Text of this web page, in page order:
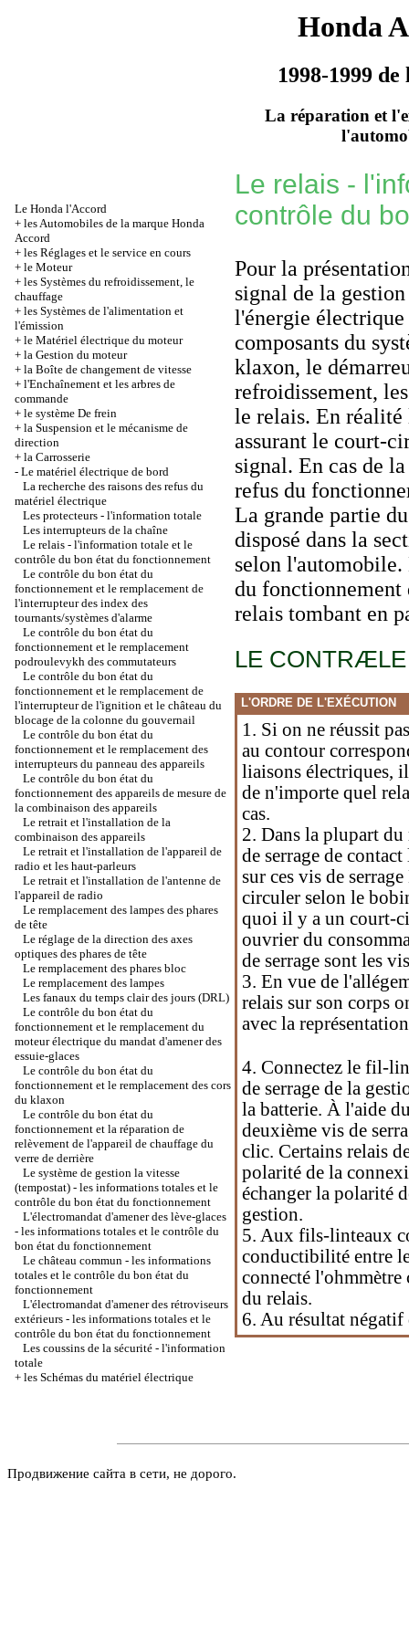
Honda
1998-1999
La réparation et
Le Honda l'Accord
+ les Automobiles de la marque Honda
Accord
+ les Réglages et le service en cours
+ le Moteur
+ les Systèmes du refroidissement, le
chauffage
+ les Systèmes de l'alimentation et
l'émission
+ le Matériel électrique du moteur
+ la Gestion du moteur
+ la Boîte de changement de vitesse
+ l'Enchaînement et les arbres de
commande
+ le système De frein
+ la Suspension et le mécanisme de
direction
+ la Carrosserie
- Le matériel électrique de bord
La recherche des raisons des refus du
matériel électrique
Les protecteurs - l'information totale
Les interrupteurs de la chaîne
Le relais - l'information totale et le
contrôle du bon état du fonctionnement
Le contrôle du bon état du
fonctionnement et le remplacement de
l'interrupteur des index des
tournants/systèmes d'alarme
Le contrôle du bon état du
fonctionnement et le remplacement
podroulevykh des commutateurs
Le contrôle du bon état du
fonctionnement et le remplacement de
l'interrupteur de l'ignition et le château du
blocage de la colonne du gouvernail
Le contrôle du bon état du
fonctionnement et le remplacement des
interrupteurs du panneau des appareils
Le contrôle du bon état du
fonctionnement des appareils de mesure de
la combinaison des appareils
Le retrait et l'installation de la
combinaison des appareils
Le retrait et l'installation de l'appareil de
radio et les haut-parleurs
Le retrait et l'installation de l'antenne de
l'appareil de radio
Le remplacement des lampes des phares
de tête
Le réglage de la direction des axes
optiques des phares de tête
Le remplacement des phares bloc
Le remplacement des lampes
Les fanaux du temps clair des jours (DRL)
Le contrôle du bon état du
fonctionnement et le remplacement du
moteur électrique du mandat d'amener des
essuie-glaces
Le contrôle du bon état du
fonctionnement et le remplacement des cors
du klaxon
Le contrôle du bon état du
fonctionnement et la réparation de
relèvement de l'appareil de chauffage du
verre de derrière
Le système de gestion la vitesse
(tempostat) - les informations totales et le
contrôle du bon état du fonctionnement
L'électromandat d'amener des lève-glaces
- les informations totales et le contrôle du
bon état du fonctionnement
Le château commun - les informations
totales et le contrôle du bon état du
fonctionnement
L'électromandat d'amener des rétroviseurs
extérieurs - les informations totales et le
contrôle du bon état du fonctionnement
Les coussins de la sécurité - l'information
totale
+ les Schémas du matériel électrique
Le relais -
contrôle du
Pour la
signal de la
l'énergie
composants du
klaxon, le
refroidissement,
le relais. En réalité
assurant le court-
signal. En cas de
refus du
La grande partie
disposé dans la
selon
du fonctionnement
relais tombant en
LE CONTRÆLE
L'ORDRE DE L'EXÉCUTION
1. Si on ne réussit
au contour
liaisons électriques,
de n'importe quel
cas.
2. Dans la plupart
de serrage de
sur ces vis de
circuler selon le
quoi il y a un court-
ouvrier du
de serrage sont les
3. En vue de
relais sur son corps
avec la
4. Connectez le fil-
de serrage de la
la batterie. À l'aide
deuxième vis de
clic. Certains relais
polarité de la
échanger la polarité
gestion.
5. Aux fils-linteaux
conductibilité entre
connecté l'ohmmètre
du relais.
6. Au résultat
Продвижение сайта в сети, не дорого.